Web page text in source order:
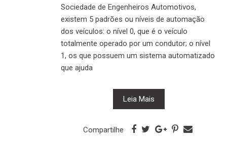
Sociedade de Engenheiros Automotivos,
existem 5 padrões ou níveis de automação
dos veículos: o nível 0, que é o veículo
totalmente operado por um condutor; o nível
1, os que possuem um sistema automatizado
que ajuda
Leia Mais
Compartilhe